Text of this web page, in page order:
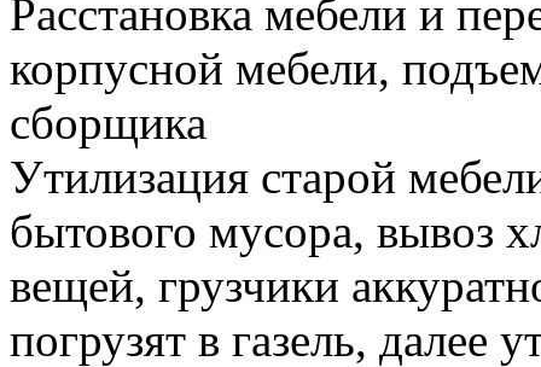
Расстановка мебели и
корпусной мебели,
сборщика
Утилизация старой
бытового мусора, вывоз
вещей, грузчики
погрузят в газель, далее